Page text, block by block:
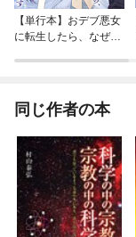
【単行本】おデブ悪女
に転生したら、なぜか
同じ作者の本